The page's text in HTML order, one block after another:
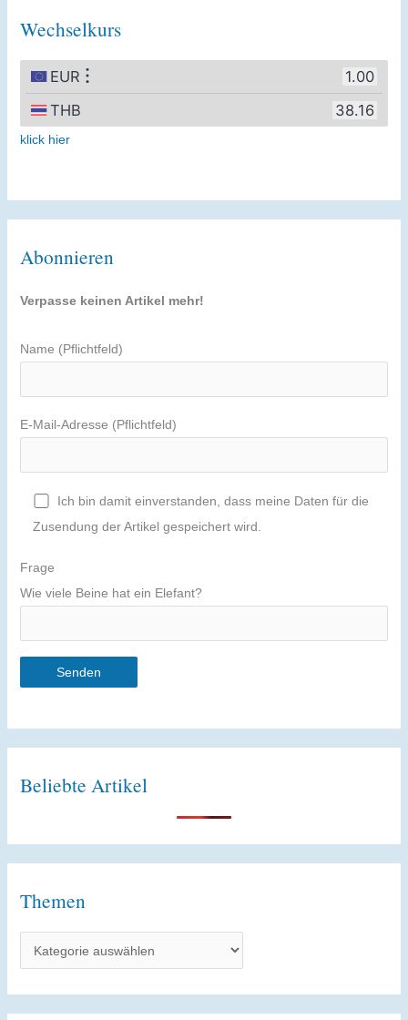
Wechselkurs
klick hier
Abonnieren
Verpasse keinen Artikel mehr!
Name (Pflichtfeld)
E-Mail-Adresse (Pflichtfeld)
Ich bin damit einverstanden, dass meine Daten für die
Zusendung der Artikel gespeichert wird.
Frage
Wie viele Beine hat ein Elefant?
Beliebte Artikel
Themen
h
e